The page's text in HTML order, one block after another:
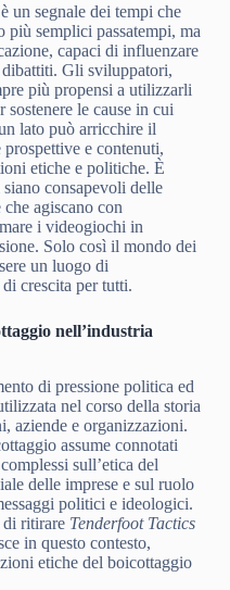
un segnale dei tempi che
semplici passatempi, ma
capaci di influenzare
dibattiti. Gli sviluppatori,
più propensi a utilizzarli
sostenere le cause in cui
lato può arricchire il
e contenuti,
etiche e politiche. È
consapevoli delle
agiscano con
i videogiochi in
Solo così il mondo dei
un luogo di
crescita per tutti.
nell’industria
di pressione politica ed
nel corso della storia
aziende e organizzazioni.
assume connotati
sull’etica del
delle imprese e sul ruolo
politici e ideologici.
di ritirare Tenderfoot Tactics
in questo contesto,
etiche del boicottaggio